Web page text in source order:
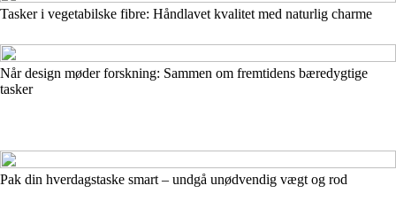
Tasker i vegetabilske fibre: Håndlavet kvalitet med naturlig charme
Når design møder forskning: Sammen om fremtidens bæredygtige
tasker
Pak din hverdagstaske smart – undgå unødvendig vægt og rod